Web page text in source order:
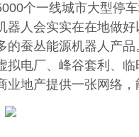
个一线城市大型停
器人会实实在在地做
的蚕丛能源机器人产
拟电厂、峰谷套利、
业地产提供一张网络